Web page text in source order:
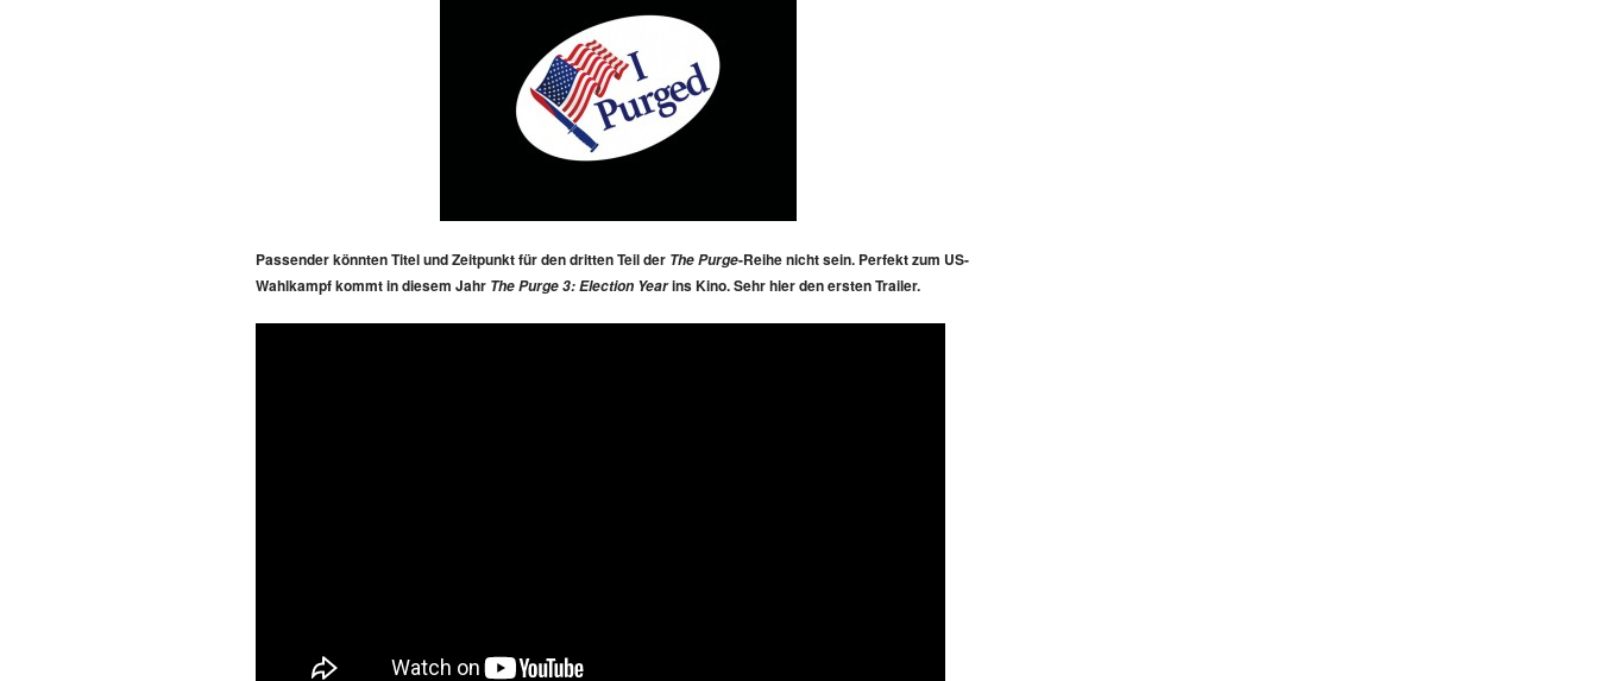
Passender könnten Titel und Zeitpunkt für den dritten Teil der The Purge-Reihe nicht sein. Perfekt zum US-
Wahlkampf kommt in diesem Jahr The Purge 3: Election Yearins Kino. Sehr hier den ersten Trailer.